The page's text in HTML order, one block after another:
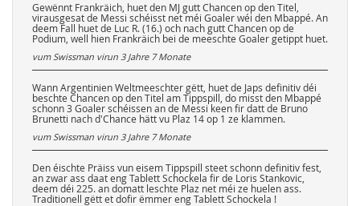
Gewënnt Frankräich, huet den MJ gutt Chancen op den Titel,
virausgesat de Messi schéisst net méi Goaler wéi den Mbappé. An
deem Fall huet de Luc R. (16.) och nach gutt Chancen op de
Podium, well hien Frankräich bei de meeschte Goaler getippt huet.
vum Swissman virun 3 Jahre 7 Monate
Wann Argentinien Weltmeeschter gëtt, huet de Japs definitiv déi
beschte Chancen op den Titel am Tippspill, do misst den Mbappé
schonn 3 Goaler schéissen an de Messi keen fir datt de Bruno
Brunetti nach d'Chance hätt vu Plaz 14 op 1 ze klammen.
vum Swissman virun 3 Jahre 7 Monate
Den éischte Präiss vun eisem Tippspill steet schonn definitiv fest,
an zwar ass daat eng Tablett Schockela fir de Loris Stankovic,
deem déi 225. an domatt leschte Plaz net méi ze huelen ass.
Traditionell gëtt et dofir ëmmer eng Tablett Schockela !